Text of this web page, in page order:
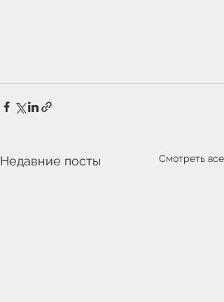
Недавние посты Смотреть все